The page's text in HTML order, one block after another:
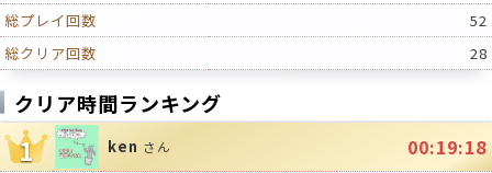
総プレイ回数
52
総クリア回数
28
クリア時間ランキング
1 ken さん 00:19:18